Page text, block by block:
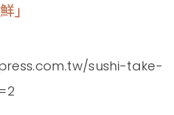
」
sushi-take-